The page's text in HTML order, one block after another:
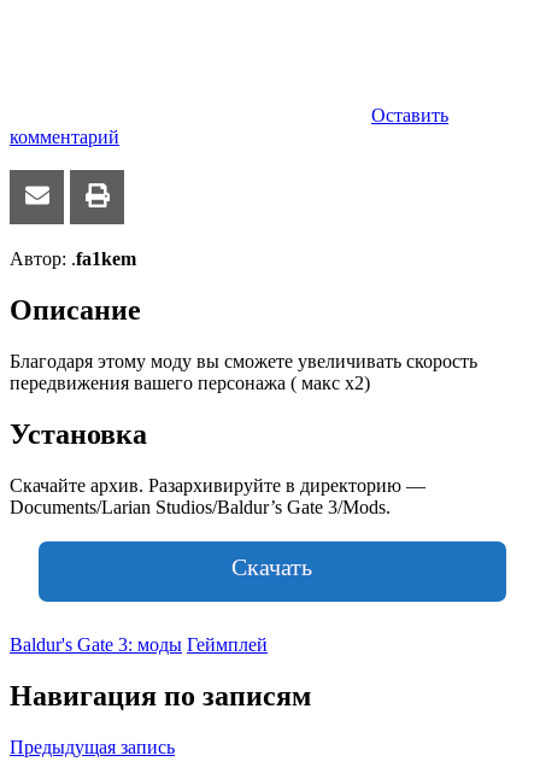
Оставить
комментарий
Автор: .fa1kem
Описание
Благодаря этому моду вы сможете увеличивать скорость
передвижения вашего персонажа ( макс x2)
Установка
Скачайте архив. Разархивируйте в директорию —
Documents/Larian Studios/Baldur’s Gate 3/Mods.
Скачать
Baldur's Gate 3: моды Геймплей
Навигация по записям
Предыдущая запись